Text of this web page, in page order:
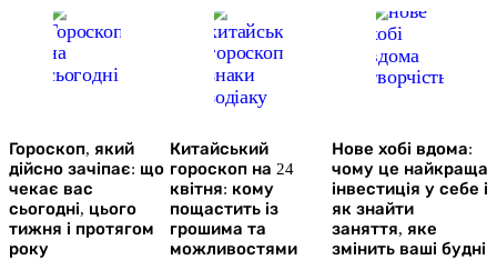
Гороскоп, який
дійсно зачіпає: що
чекає вас
сьогодні, цього
тижня і протягом
року
Китайський
гороскоп на 24
квітня: кому
пощастить із
грошима та
можливостями
Нове хобі вдома:
чому це найкраща
інвестиція у себе і
як знайти
заняття, яке
змінить ваші будні